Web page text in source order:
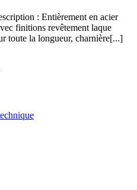
: Entièrement en acier
finitions revêtement laque
toute la longueur, charnière[...]